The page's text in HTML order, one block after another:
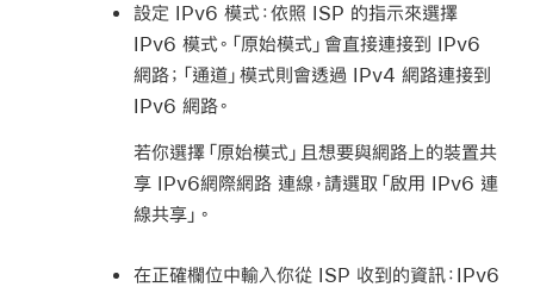
設定 IPv6 模式：依照 ISP 的指示來選擇
IPv6 模式。「原始模式」會直接連接到 IPv6
網路；「通道」模式則會透過 IPv4 網路連接到
IPv6 網路。
若你選擇「原始模式」且想要與網路上的裝置共
享 IPv6網際網路 連線，請選取「啟用 IPv6 連
線共享」。
在正確欄位中輸入你從 ISP 收到的資訊： IPv6